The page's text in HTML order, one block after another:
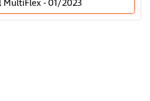
- 01/2023